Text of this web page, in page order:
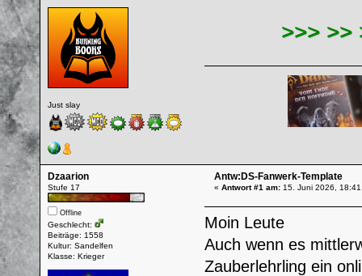
Just slay
>>>
Dzaarion
Stufe 17
Offline
Geschlecht:
Beiträge: 1558
Kultur: Sandelfen
Klasse: Krieger
Antw:DS-Fanwerk-Template
«Antwort #1 am: 15. Juni 2026,
Moin Leute
Auch wenn es
Zauberlehrling ein